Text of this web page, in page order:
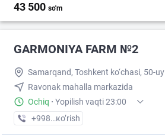
43 500 so'm
GARMONIYA FARM №2
Samarqand, Toshkent ko‘chasi, 50-uy
Ravonak mahalla markazida
Ochiq · Yopilish vaqti 23:00
+998 (95) XXX-XX-XX
кo’rish